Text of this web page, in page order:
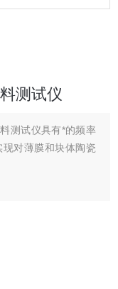
测试仪
测试仪具有*的频率
对薄膜和块体陶瓷